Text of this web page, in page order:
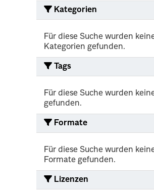
Kategorien
Für diese Suche wurden
Kategorien gefunden.
Tags
Für diese Suche wurden
gefunden.
Formate
Für diese Suche wurden
Formate gefunden.
Lizenzen